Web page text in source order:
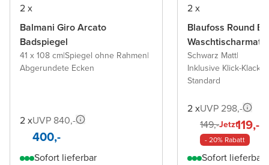
2 x
Balmani Giro Arcato
Badspiegel
41 x 108 cm|Spiegel ohne Rahmen|
Abgerundete Ecken
2 xUVP 840,-
400,-
Sofort lieferbar
2 x
Blaufoss Round
Schwarz Matt|
Inklusive Klick-Klack
Standard
2 xUVP 298,-
149,-Jetzt119,-
- 20% Rabatt
Sofort lieferbar